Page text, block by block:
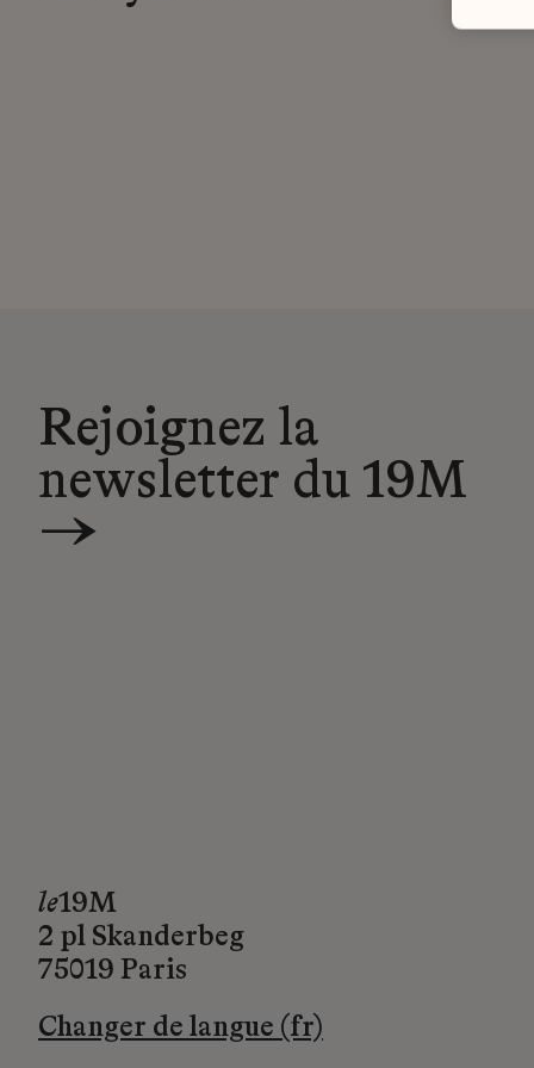
Rejoignez la
newsletter du 19M
→
le19M
2 pl Skanderbeg
75019 Paris
Changer de langue (fr)